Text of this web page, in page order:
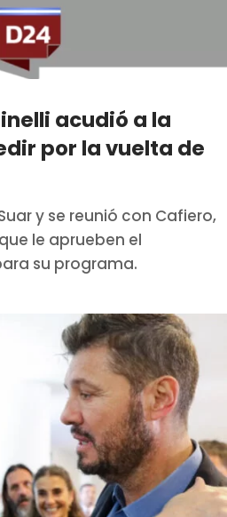
acudió a la
por la vuelta de
y se reunió con Cafiero,
le aprueben el
su programa.